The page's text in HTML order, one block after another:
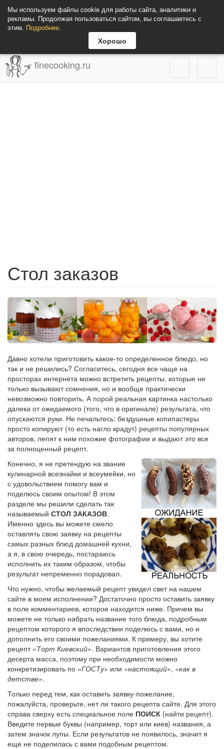
Мы используем файлы cookie для работы сайта, аналитики и
рекламы. Продолжая пользоваться сайтом, вы соглашаетесь с
этим. Подробнее.
Хорошо
finecooking.ru
Стол заказов
Давно хотели приготовить какое-то определенное блюдо, но
так и не решились? Согласитесь, сегодня все чаще на
просторах интернета можно встретить рецепты, которые не
только вызывают сомнения, но и вообще практически
невозможно повторить. А порой реальная картинка настолько
далека от ожидаемого (того, что в оригинале) результата, что
опускаются руки. Не печальтесь: бездушные копипастеры
просто копируют (то есть нагло крадут) рецепты популярных
авторов, лепят к ним похожие фотографии и выдают это все
за полноценный рецепт.
Конечно, я не претендую на звание
кулинарной всезнайки и всеумейки, но
с удовольствием помогу вам и
поделюсь своим опытом! В этом
разделе мы решили сделать так
называемый СТОЛ ЗАКАЗОВ.
Именно здесь вы можете смело
оставлять свою заявку на рецепты
самых разных блюд домашней кухни,
а я, в свою очередь, постараюсь
исполнить их таким образом, чтобы
результат непременно порадовал.
Что нужно, чтобы желаемый рецепт увидел свет на нашем
сайте в моем исполнении? Достаточно просто оставить заявку
в поле комментариев, которое находится ниже. Причем вы
можете не только набрать название того блюда, подробным
рецептом которого я впоследствии поделюсь с вами, но и
дополнить его своими пожеланиями. К примеру, вы хотите
рецепт «Торт Киевский». Вариантов приготовления этого
десерта масса, поэтому при необходимости можно
конкретизировать по «ГОСТу» или «настоящий», «как в
детстве».
Только перед тем, как оставить заявку-пожелание,
пожалуйста, проверьте, нет ли такого рецепта сайте. Для этого
справа сверху есть специальное поле ПОИСК (найти рецепт).
Введите первые буквы (например, торт или киев) названия, а
затем значок лупы. Если результатов не появилось, значит я
еще не поделилась с вами подобным рецептом.